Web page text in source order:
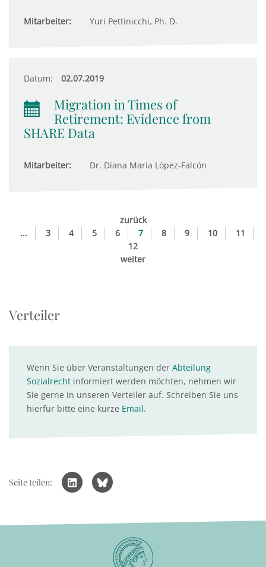
Mitarbeiter: Yuri Pettinicchi, Ph. D.
Datum: 02.07.2019
Migration in Times of
Retirement: Evidence from
SHARE Data
Mitarbeiter: Dr. Diana Maria López-Falcón
zurück
...
3 4 5 6 7 8 9 10
11
12
weiter
Verteiler
Wenn Sie über Veranstaltungen der Abteilung
Sozialrecht informiert werden möchten, nehmen wir
Sie gerne in unseren Verteiler auf. Schreiben Sie uns
hierfür bitte eine kurze Email.
Seite teilen: